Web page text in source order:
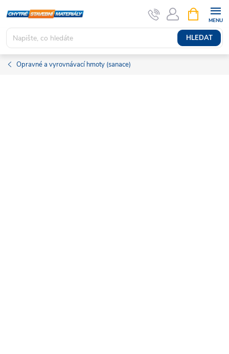
na
obsah
HLEDAT
NÁKUPNÍ
KOŠÍK
Opravné a vyrovnávací hmoty (sanace)